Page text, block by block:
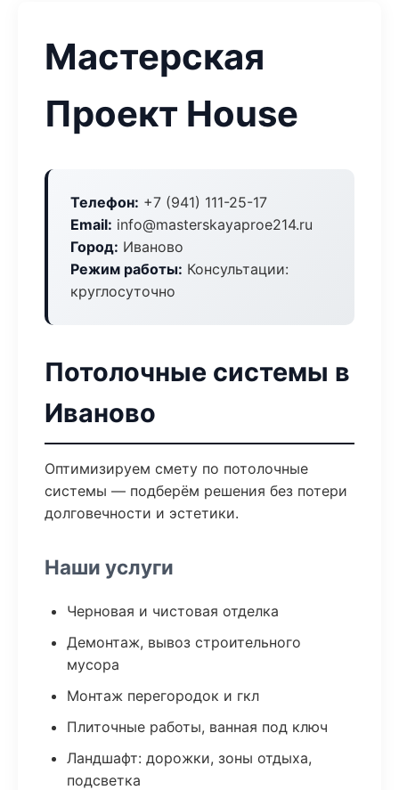
Мастерская
Проект House
Телефон: +7 (941) 111-25-17
Email: info@masterskayaproe214.ru
Город: Иваново
Режим работы: Консультации:
круглосуточно
Потолочные системы в
Иваново
Оптимизируем смету по потолочные
системы — подберём решения без потери
долговечности и эстетики.
Наши услуги
Черновая и чистовая отделка
Демонтаж, вывоз строительного
мусора
Монтаж перегородок и гкл
Плиточные работы, ванная под ключ
Ландшафт: дорожки, зоны отдыха,
подсветка